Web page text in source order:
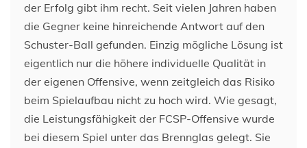
der Erfolg gibt ihm recht. Seit vielen Jahren haben
die Gegner keine hinreichende Antwort auf den
Schuster-Ball gefunden. Einzig mögliche Lösung ist
eigentlich nur die höhere individuelle Qualität in
der eigenen Offensive, wenn zeitgleich das Risiko
beim Spielaufbau nicht zu hoch wird. Wie gesagt,
die Leistungsfähigkeit der FCSP-Offensive wurde
bei diesem Spiel unter das Brennglas gelegt. Sie